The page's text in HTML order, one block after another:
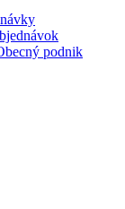
podnik